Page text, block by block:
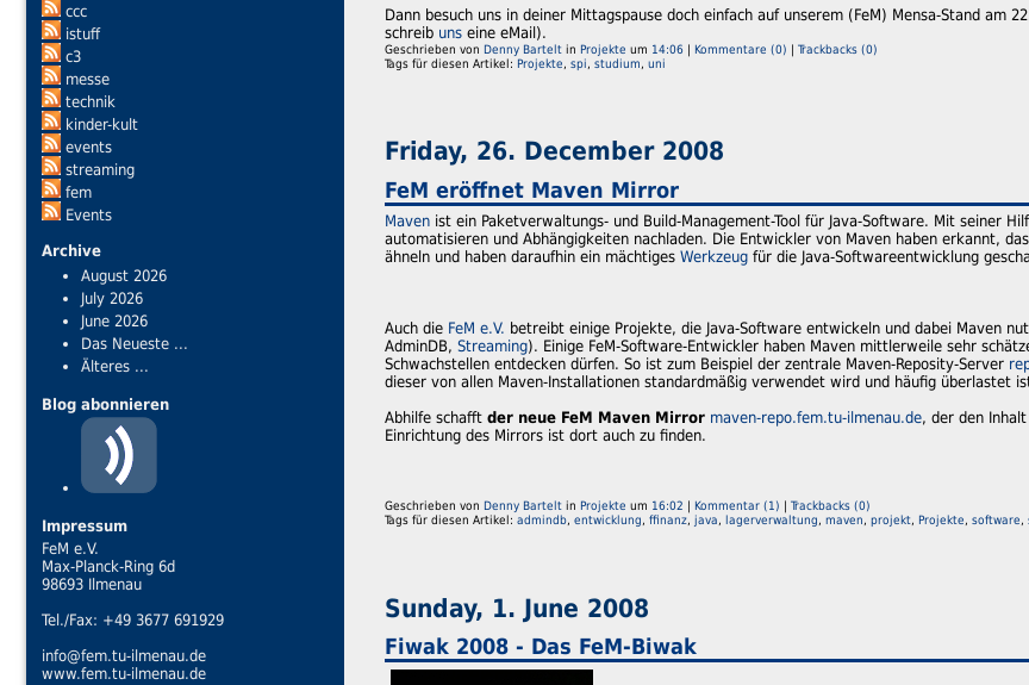
ccc
istuff
c3
messe
technik
kinder-kult
events
streaming
fem
Events
Archive
August 2026
July 2026
June 2026
Das Neueste ...
Älteres ...
Blog abonnieren
Impressum
FeM e.V.
Max-Planck-Ring 6d
98693 Ilmenau
Tel./Fax: +49 3677 691929
info@fem.tu-ilmenau.de
www.fem.tu-ilmenau.de
Dann besuch uns in deiner Mittagspause doch einfach auf unserem (FeM) Mensa-Stand am
schreib uns eine eMail).
Geschrieben von Denny Bartelt in Projekte um 14:06 | Kommentare (0) | Trackbacks (0)
Tags für diesen Artikel: Projekte, spi, studium, uni
Friday, 26. December 2008
FeM eröffnet Maven Mirror
Maven ist ein Paketverwaltungs- und Build-Management-Tool für Java-Software. Mit seiner
automatisieren und Abhängigkeiten nachladen. Die Entwickler von Maven haben erkannt,
ähneln und haben daraufhin ein mächtiges Werkzeug für die Java-Softwareentwicklung
Auch die FeM e.V. betreibt einige Projekte, die Java-Software entwickeln und dabei Maven
AdminDB, Streaming). Einige FeM-Software-Entwickler haben Maven mittlerweile sehr
Schwachstellen entdecken dürfen. So ist zum Beispiel der zentrale Maven-Reposity-Server
dieser von allen Maven-Installationen standardmäßig verwendet wird und häufig überlastet
Abhilfe schafft der neue FeM Maven Mirror maven-repo.fem.tu-ilmenau.de, der den
Einrichtung des Mirrors ist dort auch zu finden.
Geschrieben von Denny Bartelt in Projekte um 16:02 | Kommentar (1) | Trackbacks (0)
Tags für diesen Artikel: admindb, entwicklung, ffinanz, java, lagerverwaltung, maven, projekt, Projekte, software,
Sunday, 1. June 2008
Fiwak 2008 - Das FeM-Biwak